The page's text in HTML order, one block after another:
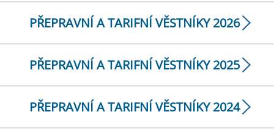
PŘEPRAVNÍ A TARIFNÍ VĚSTNÍKY 2026
PŘEPRAVNÍ A TARIFNÍ VĚSTNÍKY 2025
PŘEPRAVNÍ A TARIFNÍ VĚSTNÍKY 2024